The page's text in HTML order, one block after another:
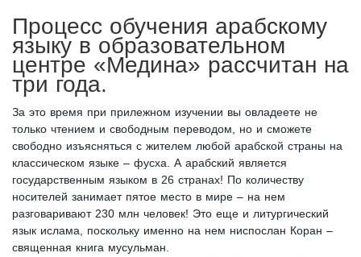
Процесс обучения арабскому
языку в образовательном
центре «Медина» рассчитан на
три года.
За это время при прилежном изучении вы овладеете не
только чтением и свободным переводом, но и сможете
свободно изъясняться с жителем любой арабской страны на
классическом языке – фусха. А арабский является
государственным языком в 26 странах! По количеству
носителей занимает пятое место в мире – на нем
разговаривают 230 млн человек! Это еще и литургический
язык ислама, поскольку именно на нем ниспослан Коран –
священная книга мусульман.